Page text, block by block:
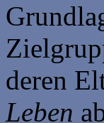
deren
Leben